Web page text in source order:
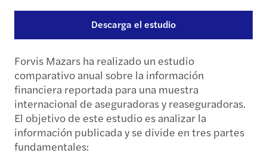
Descarga el estudio
Forvis Mazars ha realizado un estudio
comparativo anual sobre la información
financiera reportada para una muestra
internacional de aseguradoras y reaseguradoras.
El objetivo de este estudio es analizar la
información publicada y se divide en tres partes
fundamentales: